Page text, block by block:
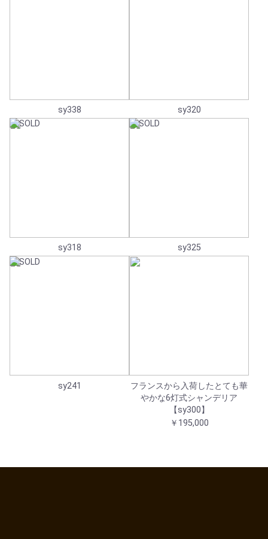
sy338 sy320
sy318 sy325
sy241
フランスから入荷したとても華
やかな6灯式シャンデリア
【sy300】
￥195,000